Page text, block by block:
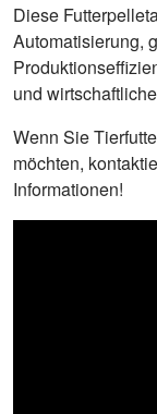
Diese
Automatisierung,
und
Wenn Sie
möchten,
Informationen!